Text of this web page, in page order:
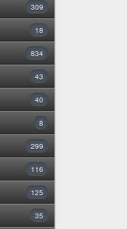
309
18
834
43
40
8
299
116
125
35